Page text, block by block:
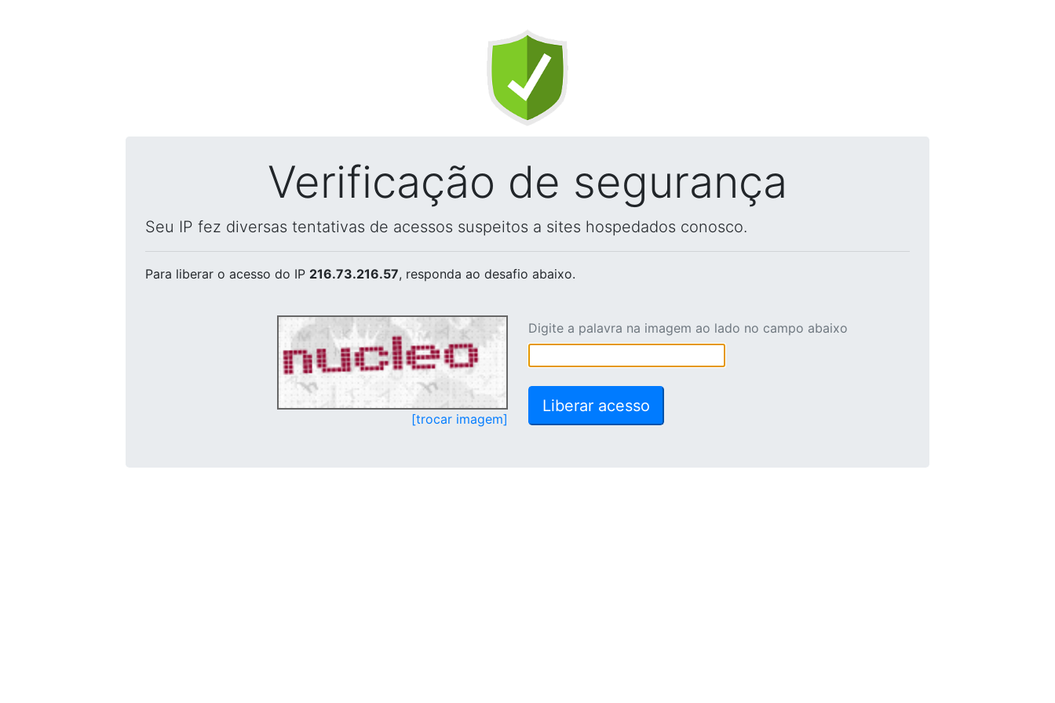
Verificação de segurança
Seu IP fez diversas tentativas de acessos suspeitos a sites hospedados conosco.
Para liberar o acesso do IP 216.73.216.57, responda ao desafio abaixo.
[trocar imagem]
Digite a palavra na imagem ao lado no campo abaixo